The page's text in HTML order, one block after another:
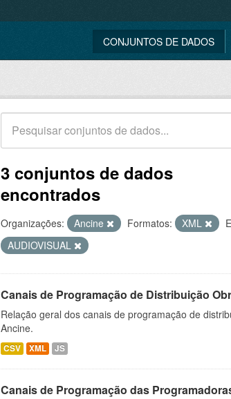
CONJUNTOS DE DADOS
3 conjuntos de dados
encontrados
Organizações: Ancine Formatos: XML
AUDIOVISUAL
Canais de Programação de Distribuição
Relação geral dos canais de programação de
Ancine.
CSV XML JS
Canais de Programação das